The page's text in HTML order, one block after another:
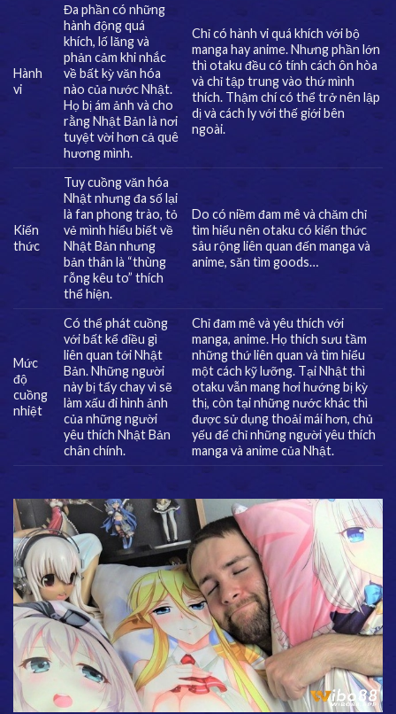
Hành
vi
Đa phần có những
hành động quá
khích, lố lăng và
phản cảm khi nhắc
về bất kỳ văn hóa
nào của nước Nhật.
Họ bị ám ảnh và cho
rằng Nhật Bản là nơi
tuyệt vời hơn cả quê
hương mình.
Chỉ có hành vi quá khích với bộ
manga hay anime. Nhưng phần lớn
thì otaku đều có tính cách ôn hòa
và chỉ tập trung vào thứ mình
thích. Thậm chí có thể trở nên lập
dị và cách ly với thế giới bên
ngoài.
Kiến
thức
Tuy cuồng văn hóa
Nhật nhưng đa số lại
là fan phong trào, tỏ
vẻ mình hiểu biết về
Nhật Bản nhưng
bản thân là “thùng
rỗng kêu to” thích
thể hiện.
Do có niềm đam mê và chăm chỉ
tìm hiểu nên otaku có kiến thức
sâu rộng liên quan đến manga và
anime, săn tìm goods…
Mức
độ
cuồng
nhiệt
Có thể phát cuồng
với bất kể điều gì
liên quan tới Nhật
Bản. Những người
này bị tẩy chay vì sẽ
làm xấu đi hình ảnh
của những người
yêu thích Nhật Bản
chân chính.
Chỉ đam mê và yêu thích với
manga, anime. Họ thích sưu tầm
những thứ liên quan và tìm hiểu
một cách kỹ lưỡng. Tại Nhật thì
otaku vẫn mang hơi hướng bị kỳ
thị, còn tại những nước khác thì
được sử dụng thoải mái hơn, chủ
yếu để chỉ những người yêu thích
manga và anime của Nhật.